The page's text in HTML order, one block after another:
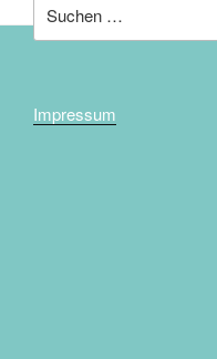
nach:
Impressum